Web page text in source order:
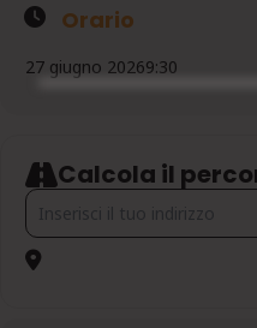
Orario
27 giugno 20269:30
Calcola il
Address - DA